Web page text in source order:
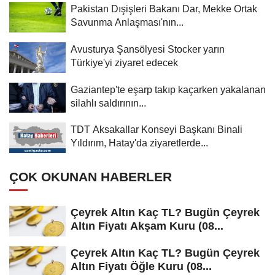
Pakistan Dışişleri Bakanı Dar, Mekke Ortak
Savunma Anlaşması'nın...
Avusturya Şansölyesi Stocker yarın
Türkiye'yi ziyaret edecek
Gaziantep'te eşarp takıp kaçarken yakalanan
silahlı saldırının...
TDT Aksakallar Konseyi Başkanı Binali
Yıldırım, Hatay'da ziyaretlerde...
ÇOK OKUNAN HABERLER
Çeyrek Altın Kaç TL? Bugün Çeyrek
Altın Fiyatı Akşam Kuru (08...
Çeyrek Altın Kaç TL? Bugün Çeyrek
Altın Fiyatı Öğle Kuru (08...